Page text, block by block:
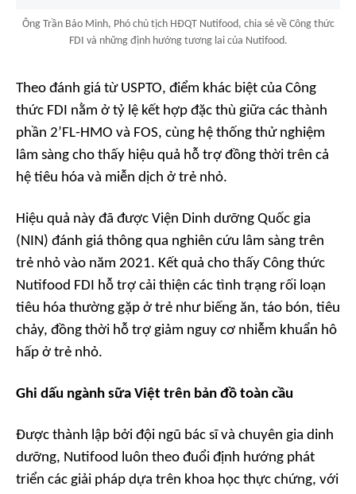
Ông Trần Bảo Minh, Phó chủ tịch HĐQT Nutifood, chia sẻ về Công thức
FDI và những định hướng tương lai của Nutifood.
Theo đánh giá từ USPTO, điểm khác biệt của Công
thức FDI nằm ở tỷ lệ kết hợp đặc thù giữa các thành
phần 2’FL-HMO và FOS, cùng hệ thống thử nghiệm
lâm sàng cho thấy hiệu quả hỗ trợ đồng thời trên cả
hệ tiêu hóa và miễn dịch ở trẻ nhỏ.
Hiệu quả này đã được Viện Dinh dưỡng Quốc gia
(NIN) đánh giá thông qua nghiên cứu lâm sàng trên
trẻ nhỏ vào năm 2021. Kết quả cho thấy Công thức
Nutifood FDI hỗ trợ cải thiện các tình trạng rối loạn
tiêu hóa thường gặp ở trẻ như biếng ăn, táo bón, tiêu
chảy, đồng thời hỗ trợ giảm nguy cơ nhiễm khuẩn hô
hấp ở trẻ nhỏ.
Ghi dấu ngành sữa Việt trên bản đồ toàn cầu
Được thành lập bởi đội ngũ bác sĩ và chuyên gia dinh
dưỡng, Nutifood luôn theo đuổi định hướng phát
triển các giải pháp dựa trên khoa học thực chứng, với